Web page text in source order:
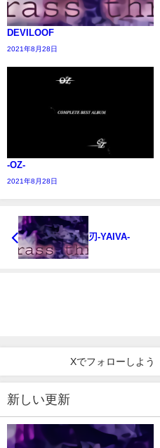
DEVILOOF
2021年8月28日
-OZ-
2021年8月28日
刃-YAIVA-
Xでフォローしよう
新しい更新